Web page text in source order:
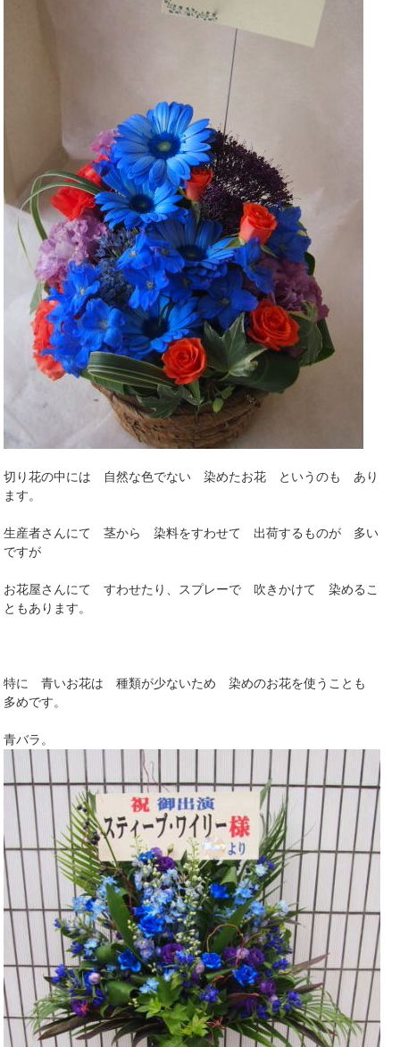
切り花の中には 自然な色でない 染めたお花 というのも あり
ます。
生産者さんにて 茎から 染料をすわせて 出荷するものが 多い
ですが
お花屋さんにて すわせたり、スプレーで 吹きかけて 染めるこ
ともあります。
特に 青いお花は 種類が少ないため 染めのお花を使うことも
多めです。
青バラ。